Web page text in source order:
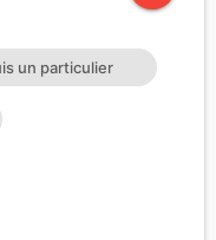
un particulier
économique.
d'argent à
pouvant me